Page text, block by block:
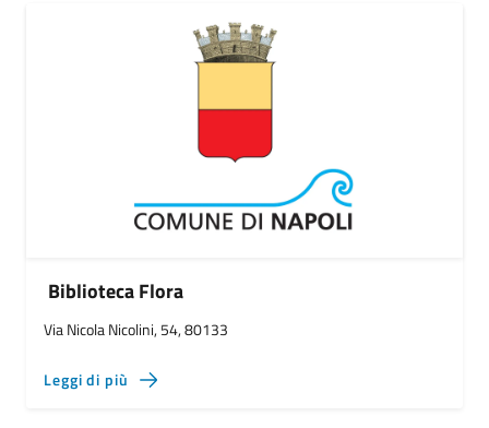
Biblioteca Flora
Via Nicola Nicolini, 54, 80133
Leggi di più